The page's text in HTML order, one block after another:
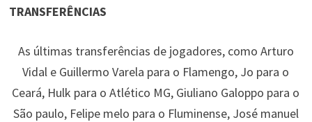
TRANSFERÊNCIAS
As últimas transferências de jogadores, como Arturo
Vidal e Guillermo Varela para o Flamengo, Jo para o
Ceará, Hulk para o Atlético MG, Giuliano Galoppo para o
São paulo, Felipe melo para o Fluminense, José manuel